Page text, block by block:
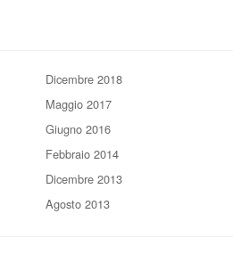
Dicembre 2018
Maggio 2017
Giugno 2016
Febbraio 2014
Dicembre 2013
Agosto 2013